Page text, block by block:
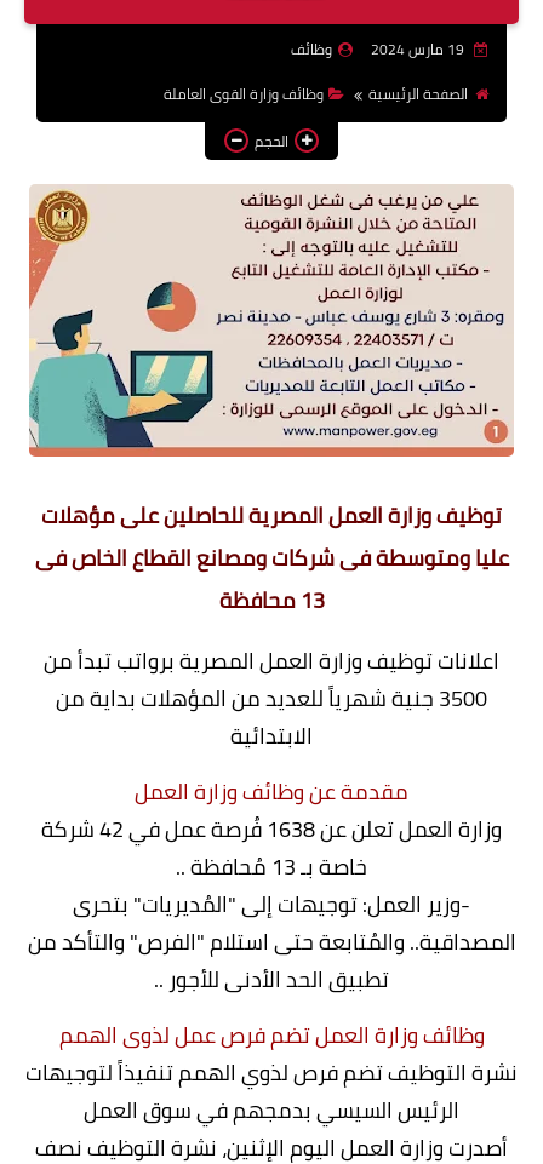
وظائف
الصفحة الرئيسية
وظائف وزارة القوى العاملة
الحجم
توظيف وزارة العمل المصرية للحاصلين على مؤهلات
عليا ومتوسطة فى شركات ومصانع القطاع الخاص فى
13 محافظة
اعلانات توظيف وزارة العمل المصرية برواتب تبدأ من
3500 جنية شهرياً للعديد من المؤهلات بداية من
الابتدائية
مقدمة عن وظائف وزارة العمل
وزارة العمل تعلن عن 1638 فُرصة عمل في 42 شركة
خاصة بـ 13 مُحافظة ..
-وزير العمل: توجيهات إلى "المُديريات" بتحرى
المصداقية.. والمُتابعة حتى استلام "الفرص" والتأكد من
تطبيق الحد الأدنى للأجور ..
وظائف وزارة العمل تضم فرص عمل لذوى الهمم
نشرة التوظيف تضم فرص لذوي الهمم تنفيذاً لتوجيهات
الرئيس السيسي بدمجهم في سوق العمل
أصدرت وزارة العمل اليوم الإثنين، نشرة التوظيف نصف